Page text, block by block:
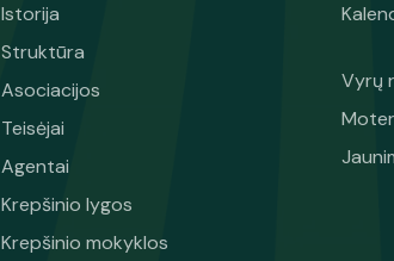
Istorija
Struktūra
Asociacijos
Teisėjai
Agentai
Krepšinio lygos
Krepšinio mokyklos
Vyrų